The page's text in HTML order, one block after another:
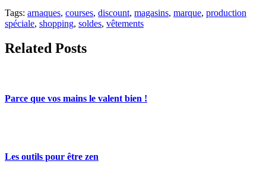
Tags: arnaques, courses, discount, magasins, marque, production
spéciale, shopping, soldes, vêtements
Related Posts
Parce que vos mains le valent bien !
Les outils pour être zen